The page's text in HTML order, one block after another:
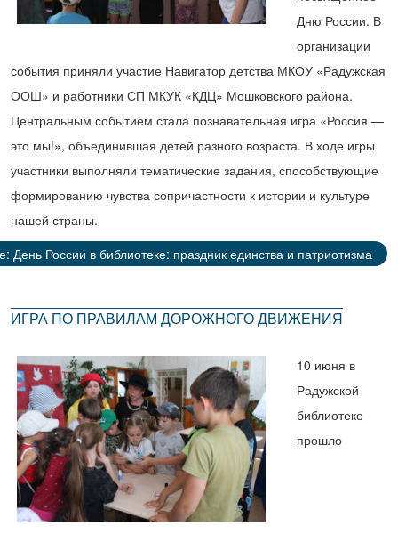
Дню России. В
организации
события приняли участие Навигатор детства МКОУ «Радужская
ООШ» и работники СП МКУК «КДЦ» Мошковского района.
Центральным событием стала познавательная игра «Россия —
это мы!», объединившая детей разного возраста. В ходе игры
участники выполняли тематические задания, способствующие
формированию чувства сопричастности к истории и культуре
нашей страны.
День России в библиотеке: праздник единства и патриотизма
ИГРА ПО ПРАВИЛАМ ДОРОЖНОГО ДВИЖЕНИЯ
10 июня в
Радужской
библиотеке
прошло